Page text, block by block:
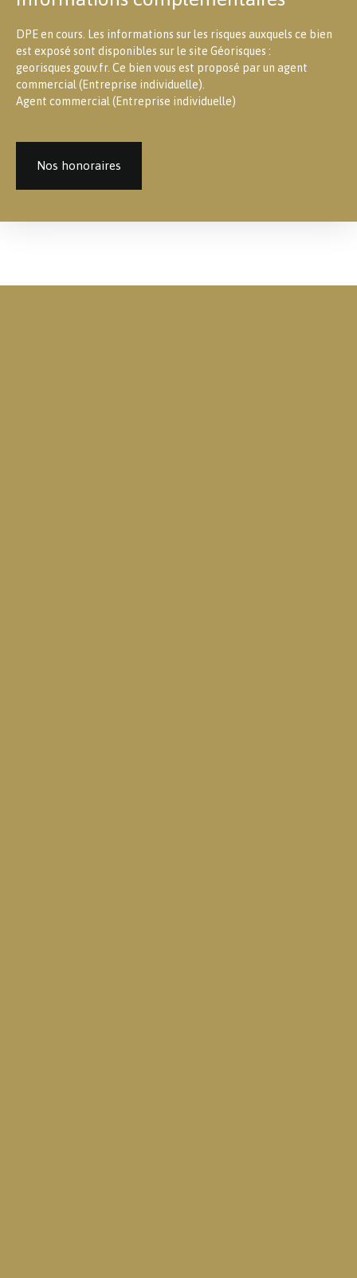
DPE en cours. Les informations sur les risques auxquels ce bien
est exposé sont disponibles sur le site Géorisques :
georisques.gouv.fr. Ce bien vous est proposé par un agent
commercial (Entreprise individuelle).
Agent commercial (Entreprise individuelle)
Nos honoraires